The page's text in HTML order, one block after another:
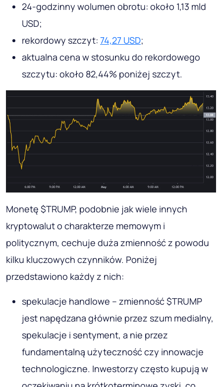
24-godzinny wolumen obrotu: około 1,13 mld
USD;
rekordowy szczyt: 74,27 USD;
aktualna cena w stosunku do rekordowego
szczytu: około 82,44% poniżej szczyt.
Monetę $TRUMP, podobnie jak wiele innych
kryptowalut o charakterze memowym i
politycznym, cechuje duża zmienność z powodu
kilku kluczowych czynników. Poniżej
przedstawiono każdy z nich:
spekulacje handlowe – zmienność $TRUMP
jest napędzana głównie przez szum medialny,
spekulacje i sentyment, a nie przez
fundamentalną użyteczność czy innowacje
technologiczne. Inwestorzy często kupują w